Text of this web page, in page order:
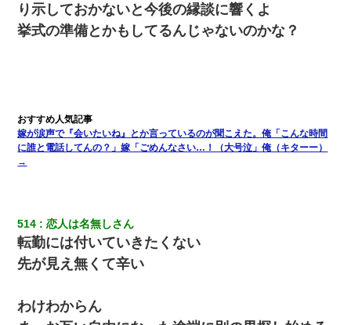
り示しておかないと今後の縁談に響くよ
挙式の準備とかもしてるんじゃないのかな？
嫁が涙声で『会いたいね』とか言っているのが聞こえた。俺「こんな時間
に誰と電話してんの？」嫁「ごめんなさい…！（大号泣」俺（キターー）
→
514 恋人は名無しさん
転勤には付いていきたくない
先が見え無くて辛い
わけわからん